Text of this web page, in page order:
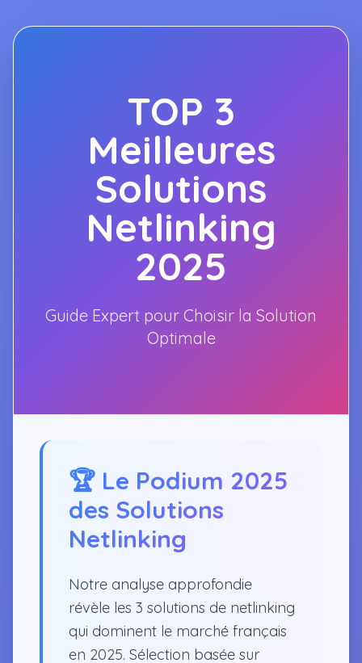
TOP 3
Meilleures
Solutions
Netlinking
2025
Guide Expert pour Choisir la Solution
Optimale
🏆 Le Podium 2025
des Solutions
Netlinking
Notre analyse approfondie
révèle les 3 solutions de netlinking
qui dominent le marché français
en 2025. Sélection basée sur